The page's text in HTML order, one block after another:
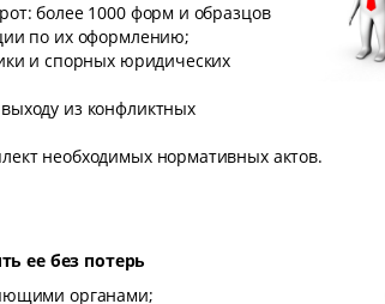
более 1000 форм и образцов
по их оформлению;
и спорных юридических
из конфликтных
необходимых нормативных актов.
ее без потерь
органами;